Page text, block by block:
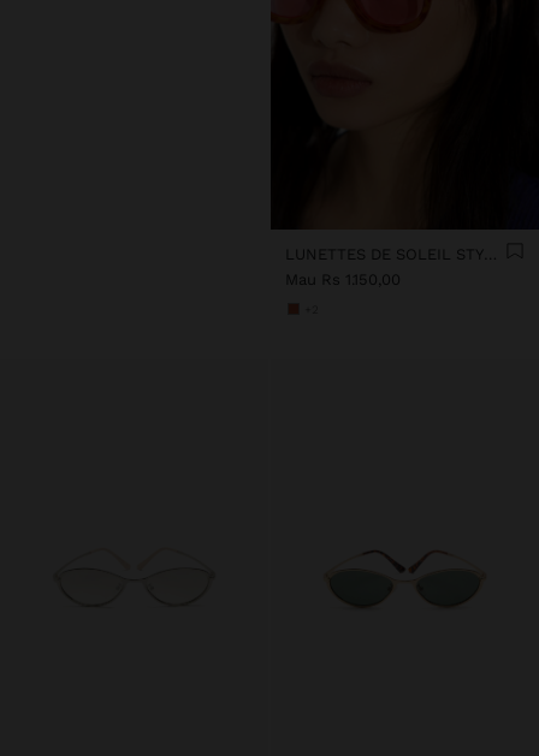
LUNETTES DE SOLEIL STYLE AVIATEUR
Mau Rs 1.150,00